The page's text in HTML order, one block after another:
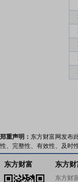
郑重声明： 东方财富网发布
性、完整性、有效性、及时
东方财富 东方
东方财